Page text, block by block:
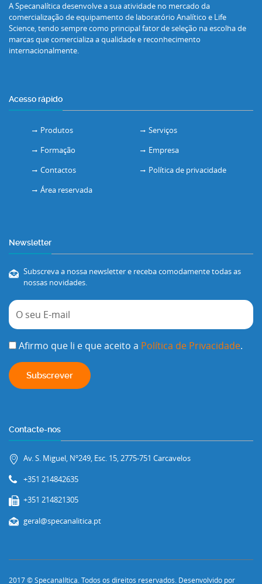
A Specanalítica desenvolve a sua atividade no mercado da
comercialização de equipamento de laboratório Analítico e Life
Science, tendo sempre como principal fator de seleção na escolha de
marcas que comercializa a qualidade e reconhecimento
internacionalmente.
Acesso rápido
Produtos
Serviços
Formação
Empresa
Contactos
Política de privacidade
Área reservada
Newsletter
Subscreva a nossa newsletter e receba comodamente todas as
nossas novidades.
Afirmo que li e que aceito a Política de Privacidade.
Contacte-nos
Av. S. Miguel, Nº249, Esc. 15, 2775-751 Carcavelos
+351 214842635
+351 214821305
geral@specanalitica.pt
2017 © Specanalítica. Todos os direitos reservados. Desenvolvido por